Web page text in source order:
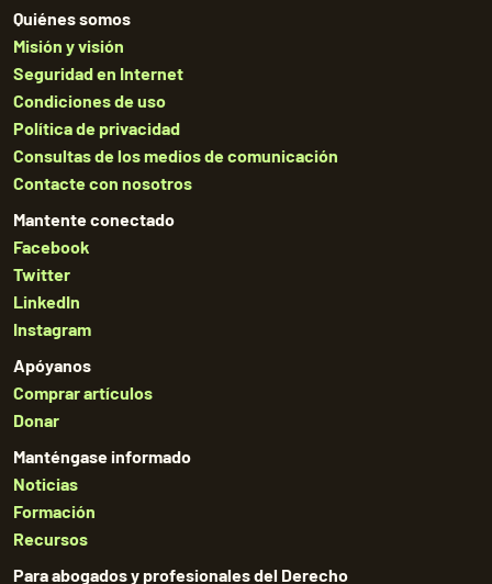
Quiénes somos
Misión y visión
Seguridad en Internet
Condiciones de uso
Política de privacidad
Consultas de los medios de comunicación
Contacte con nosotros
Mantente conectado
Facebook
Twitter
LinkedIn
Instagram
Apóyanos
Comprar artículos
Donar
Manténgase informado
Noticias
Formación
Recursos
Para abogados y profesionales del Derecho